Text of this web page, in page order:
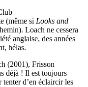
(même si Looks and
Loach ne cessera
anglaise, des années
hélas.
(2001), Frisson
déjà ! Il est toujours
d’en éclaircir les